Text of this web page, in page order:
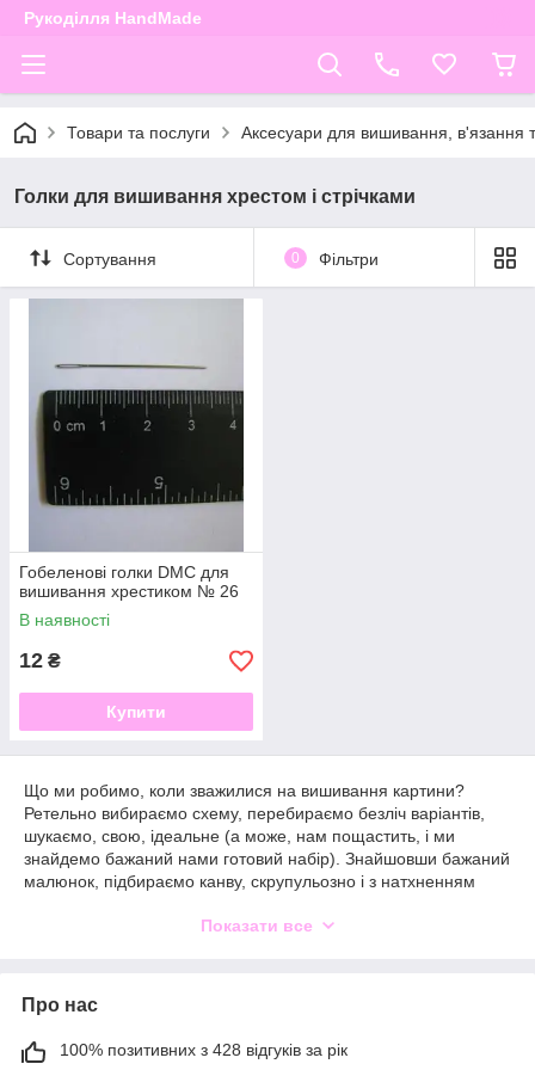
Рукоділля HandMade
Товари та послуги Аксесуари для вишивання, в'язання
Голки для вишивання хрестом і стрічками
Сортування 0 Фільтри
Гобеленові голки DMC для
вишивання хрестиком № 26
В наявності
12 ₴
Купити
Що ми робимо, коли зважилися на вишивання картини?
Ретельно вибираємо схему, перебираємо безліч варіантів,
шукаємо, свою, ідеальне (а може, нам пощастить, і ми
знайдемо бажаний нами готовий набір). Знайшовши бажаний
малюнок, підбираємо канву, скрупульозно і з натхненням
кольорові олівці та маркери для розмітки, п'яльця, шукаємо
помічниця - голка для вишивання?
Часто ми на питання про те, яка ж голочка потрібно
відповідаємо: «Сама звичайна. Це ж голки, що з них
станеться?». І забуваємо про масу нюансів і характеристик
Показати все
Про нас
100% позитивних з 428 відгуків за рік